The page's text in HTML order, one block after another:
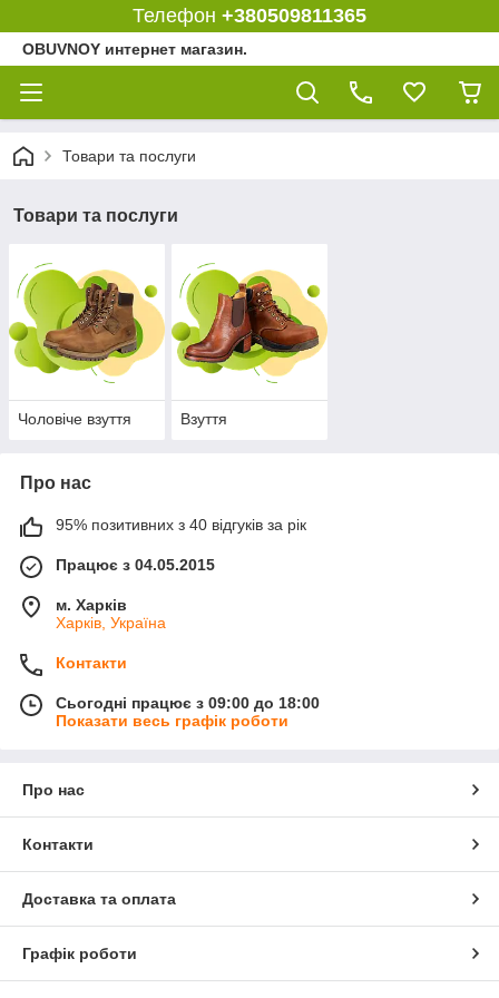
Телефон +380509811365
OBUVNOY интернет магазин.
Товари та послуги
Товари та послуги
Чоловіче взуття Взуття
Про нас
95% позитивних з 40 відгуків за рік
Працює з 04.05.2015
м. Харків
Харків, Україна
Контакти
Сьогодні працює з 09:00 до 18:00
Показати весь графік роботи
Про нас
Контакти
Доставка та оплата
Графік роботи